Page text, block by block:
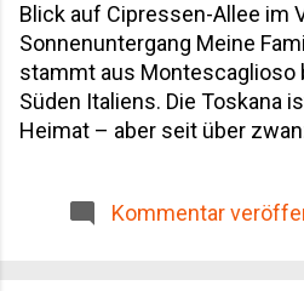
Blick auf Cipressen-Allee im
Sonnenuntergang Meine
stammt aus Montescaglioso
Süden Italiens. Die Toskana
Heimat – aber seit über
Landschaft einfach nicht
Kommentar